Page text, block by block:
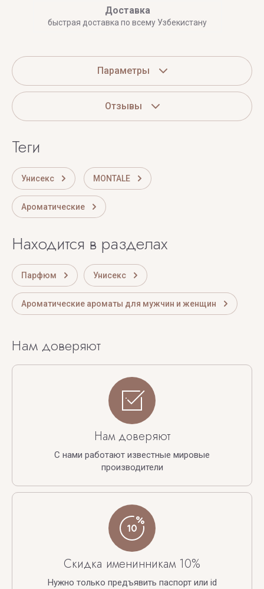
Доставка
быстрая доставка по всему Узбекистану
Параметры
Отзывы
теги
Унисекс MONTALE
Ароматические
Находится в разделах
Парфюм Унисекс
Ароматические ароматы для мужчин и женщин
Нам доверяют
Нам доверяют
С нами работают известные мировые
производители
Скидка именинникам 10%
Нужно только предъявить паспорт или id